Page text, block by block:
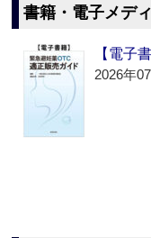
書籍・電子メデ
【電子
2026年